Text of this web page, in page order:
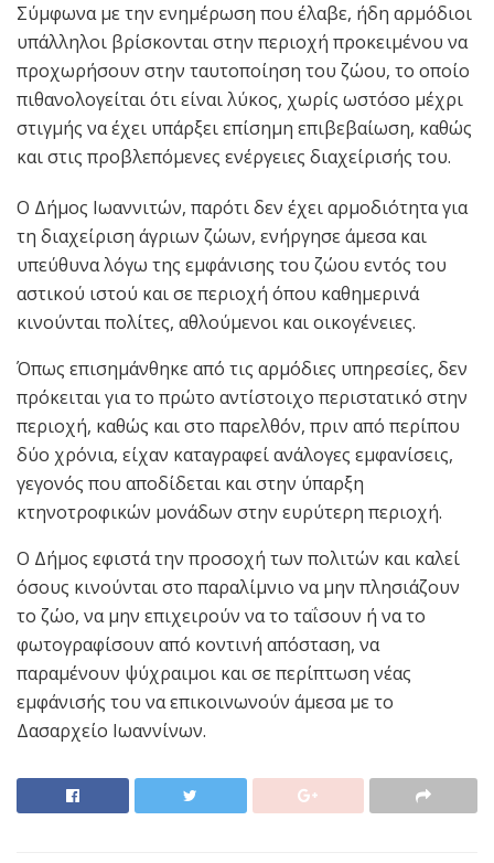
Σύμφωνα με την ενημέρωση που έλαβε, ήδη αρμόδιοι
υπάλληλοι βρίσκονται στην περιοχή προκειμένου να
προχωρήσουν στην ταυτοποίηση του ζώου, το οποίο
πιθανολογείται ότι είναι λύκος, χωρίς ωστόσο μέχρι
στιγμής να έχει υπάρξει επίσημη επιβεβαίωση, καθώς
και στις προβλεπόμενες ενέργειες διαχείρισής του.
Ο Δήμος Ιωαννιτών, παρότι δεν έχει αρμοδιότητα για
τη διαχείριση άγριων ζώων, ενήργησε άμεσα και
υπεύθυνα λόγω της εμφάνισης του ζώου εντός του
αστικού ιστού και σε περιοχή όπου καθημερινά
κινούνται πολίτες, αθλούμενοι και οικογένειες.
Όπως επισημάνθηκε από τις αρμόδιες υπηρεσίες, δεν
πρόκειται για το πρώτο αντίστοιχο περιστατικό στην
περιοχή, καθώς και στο παρελθόν, πριν από περίπου
δύο χρόνια, είχαν καταγραφεί ανάλογες εμφανίσεις,
γεγονός που αποδίδεται και στην ύπαρξη
κτηνοτροφικών μονάδων στην ευρύτερη περιοχή.
Ο Δήμος εφιστά την προσοχή των πολιτών και καλεί
όσους κινούνται στο παραλίμνιο να μην πλησιάζουν
το ζώο, να μην επιχειρούν να το ταΐσουν ή να το
φωτογραφίσουν από κοντινή απόσταση, να
παραμένουν ψύχραιμοι και σε περίπτωση νέας
εμφάνισής του να επικοινωνούν άμεσα με το
Δασαρχείο Ιωαννίνων.